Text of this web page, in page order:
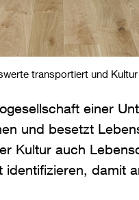
transportiert und
einer
und besetzt
Kultur auch
damit